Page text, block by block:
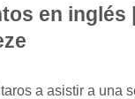
en inglés |
a asistir a una